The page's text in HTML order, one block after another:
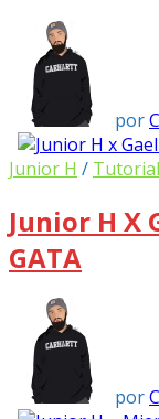
por
Junior H /
Junior H X
GATA
por